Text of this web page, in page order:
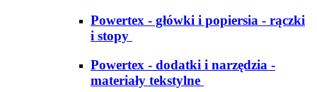
Powertex - główki i popiersia - rączki
i stopy
Powertex - dodatki i narzędzia -
materiały tekstylne